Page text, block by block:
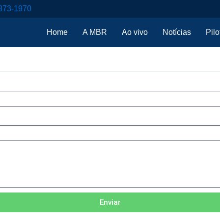
1970
Home A MBR Ao vivo Notícias
Enviar